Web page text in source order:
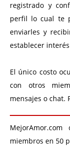
registrado y
perfil lo cual te
enviarles y
establecer
El único costo
con otros
mensajes o chat.
miembros en 50